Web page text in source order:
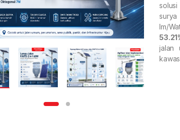
solusi
surya
lm/
jalan